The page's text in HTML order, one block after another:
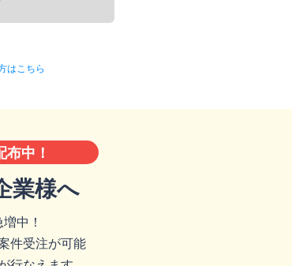
はこちら
中！
業様へ
中！
件受注が可能